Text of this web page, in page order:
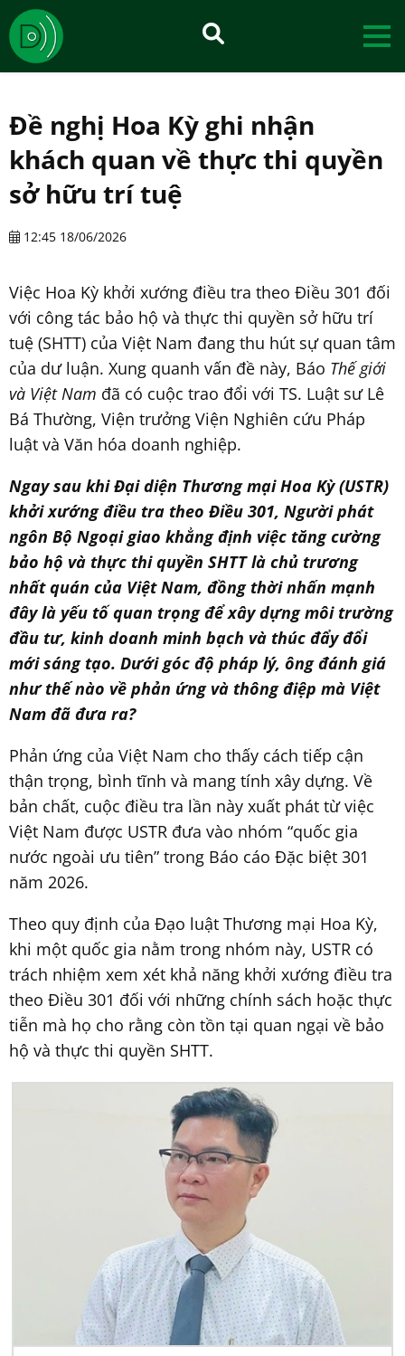
Đề nghị Hoa Kỳ ghi nhận
khách quan về thực thi quyền
sở hữu trí tuệ
12:45 18/06/2026
Việc Hoa Kỳ khởi xướng điều tra theo Điều 301 đối
với công tác bảo hộ và thực thi quyền sở hữu trí
tuệ (SHTT) của Việt Nam đang thu hút sự quan tâm
của dư luận. Xung quanh vấn đề này, Báo Thế giới
và Việt Nam đã có cuộc trao đổi với TS. Luật sư Lê
Bá Thường, Viện trưởng Viện Nghiên cứu Pháp
luật và Văn hóa doanh nghiệp.
Ngay sau khiĐại diện Thương mại Hoa Kỳ (USTR)
khởi xướng điều tra theo Điều 301, Người phát
ngôn Bộ Ngoại giao khẳng định việc tăng cường
bảo hộ và thực thi quyền SHTT là chủ trương
nhất quán của Việt Nam, đồng thời nhấn mạnh
đây là yếu tố quan trọng để xây dựng môi trường
đầu tư, kinh doanh minh bạch và thúc đẩy đổi
mới sáng tạo. Dưới góc độ pháp lý, ông đánh giá
như thế nào về phản ứng và thông điệp mà Việt
Nam đã đưa ra?
Phản ứng của Việt Nam cho thấy cách tiếp cận
thận trọng, bình tĩnh và mang tính xây dựng. Về
bản chất, cuộc điều tra lần này xuất phát từ việc
Việt Nam được USTR đưa vào nhóm “quốc gia
nước ngoài ưu tiên” trong Báo cáo Đặc biệt 301
năm 2026.
Theo quy định của Đạo luật Thương mại Hoa Kỳ,
khi một quốc gia nằm trong nhóm này, USTR có
trách nhiệm xem xét khả năng khởi xướng điều tra
theo Điều 301 đối với những chính sách hoặc thực
tiễn mà họ cho rằng còn tồn tại quan ngại về bảo
hộ và thực thi quyền SHTT.